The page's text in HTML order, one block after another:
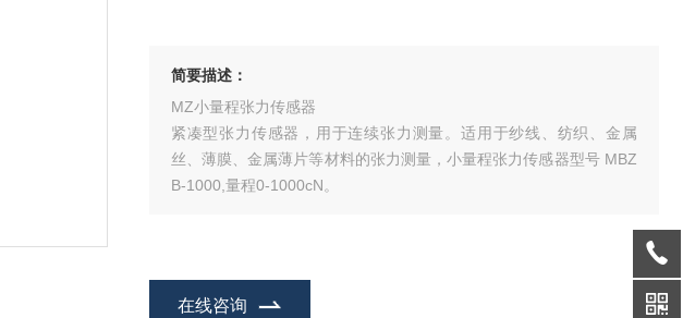
简要描述：
MZ小量程张力传感器
紧凑型张力传感器，用于连续张力测量。适用于纱线、纺织、金属
丝、薄膜、金属薄片等材料的张力测量，小量程张力传感器型号 MBZ
B-1000,量程0-1000cN。
在线咨询